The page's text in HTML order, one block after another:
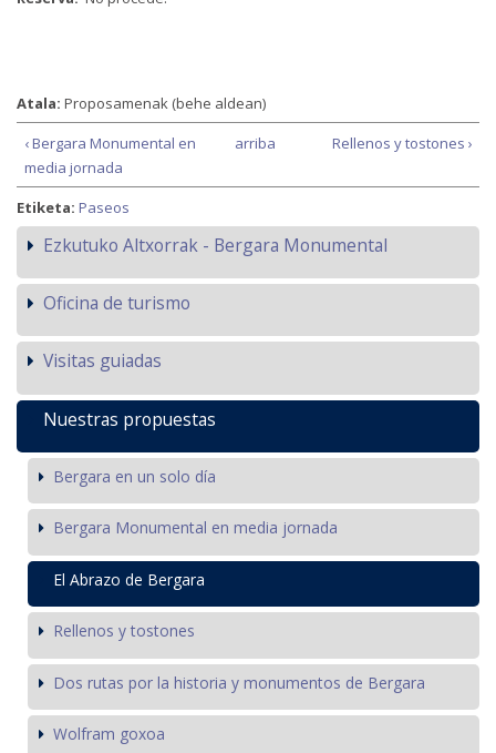
Atala: Proposamenak (behe aldean)
‹ Bergara Monumental en
media jornada
arriba Rellenos y tostones ›
Etiketa: Paseos
Ezkutuko Altxorrak - Bergara Monumental
Oficina de turismo
Visitas guiadas
Nuestras propuestas
Bergara en un solo día
Bergara Monumental en media jornada
El Abrazo de Bergara
Rellenos y tostones
Dos rutas por la historia y monumentos de Bergara
Wolfram goxoa